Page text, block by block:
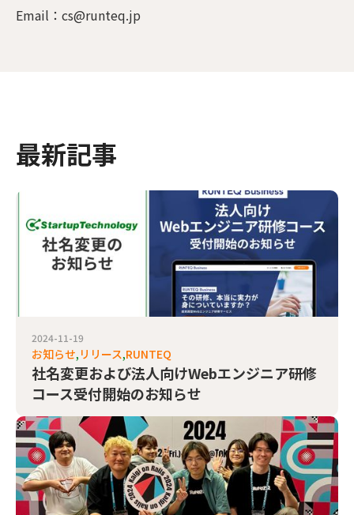
Email：cs@runteq.jp
最新記事
2024-11-19
お知らせ リリース RUNTEQ
社名変更および法人向けWebエンジニア研修
コース受付開始のお知らせ